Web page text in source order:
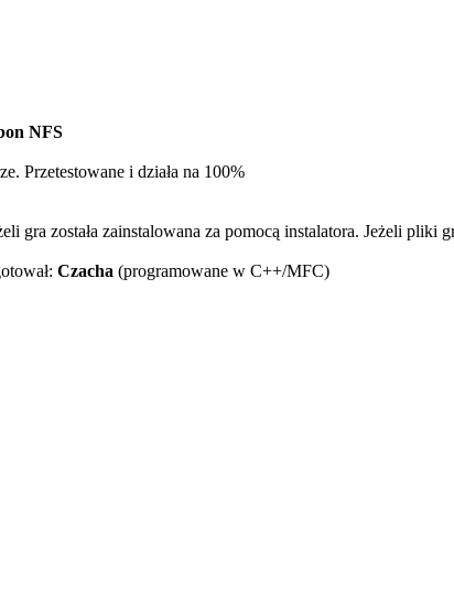
NFS
Przetestowane i działa na 100%
gra została zainstalowana za pomocą instalatora. Jeżeli
Czacha (programowane w C++/MFC)